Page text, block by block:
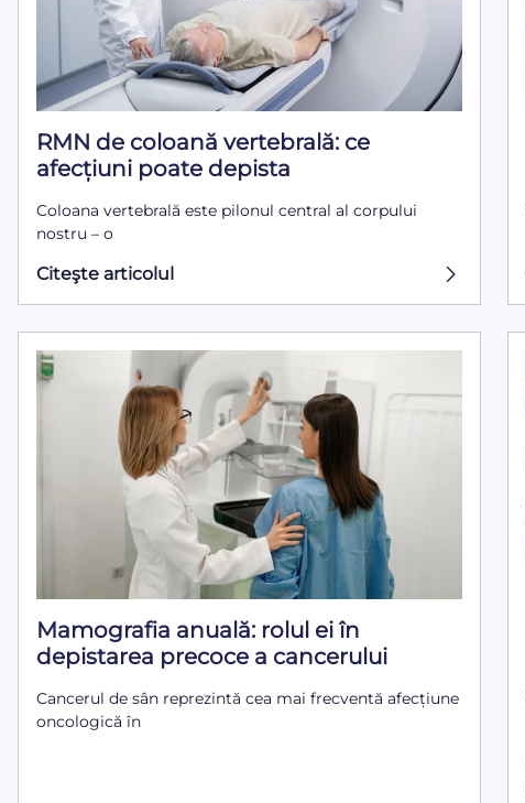
RMN de coloană vertebrală: ce
afecțiuni poate depista
Coloana vertebrală este pilonul central al corpului
nostru – o
Citeşte articolul
Mamografia anuală: rolul ei în
depistarea precoce a cancerului
Cancerul de sân reprezintă cea mai frecventă afecțiune
oncologică în